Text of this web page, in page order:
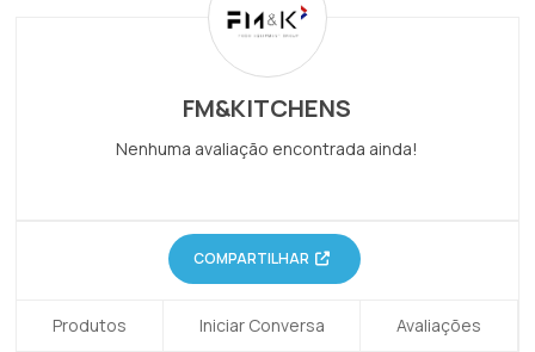
FM&KITCHENS
Nenhuma avaliação encontrada ainda!
COMPARTILHAR
Produtos Iniciar Conversa Avaliações